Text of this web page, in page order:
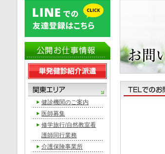
健診機関のご案内
医師募集
修学旅行/自然教室看
護師同行業務
介護保険事業所